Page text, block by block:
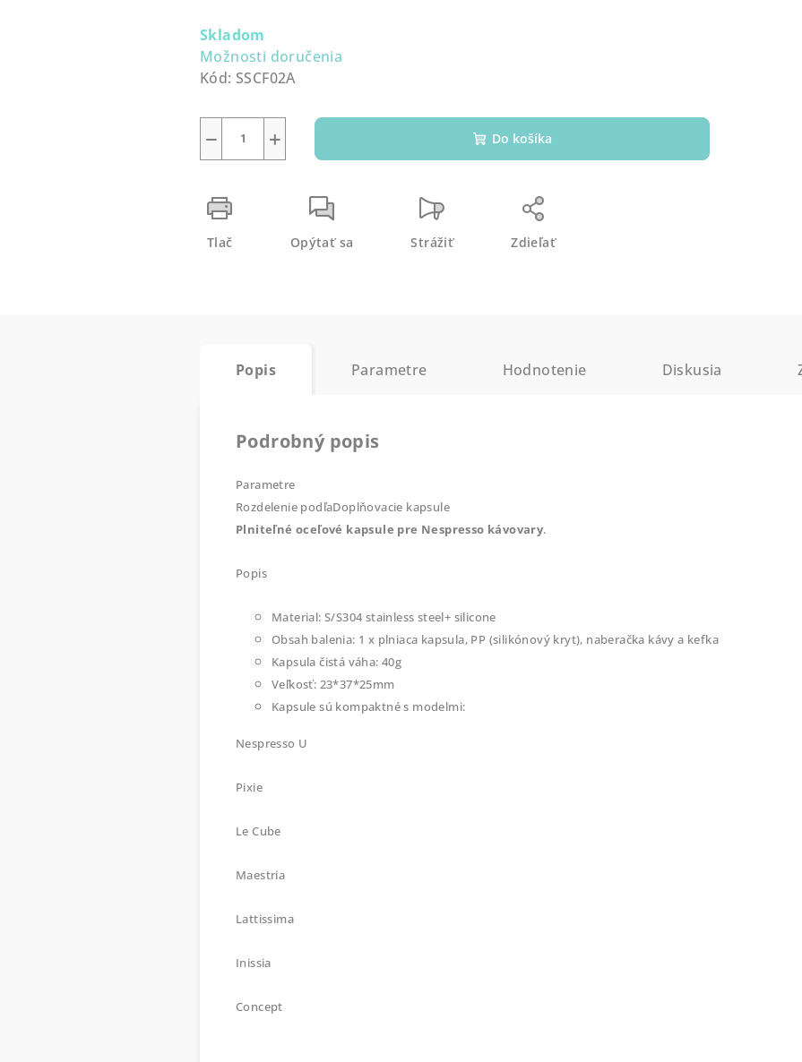
Skladom
Možnosti doručenia
Kód: SSCF02A
+
− Do košíka
Tlač Opýtať sa Strážiť Zdieľať
Popis Parametre Hodnotenie Diskusia
Podrobný popis
Parametre
Rozdelenie podľaDoplňovacie kapsule
Plniteľné oceľové kapsule pre Nespresso kávovary.
Popis
Material: S/S304 stainless steel+ silicone
Obsah balenia: 1 x plniaca kapsula, PP (silikónový kryt), naberačka kávy a kefka
Kapsula čistá váha: 40g
Veľkosť: 23*37*25mm
Kapsule sú kompaktné s modelmi:
Nespresso U
Pixie
Le Cube
Maestria
Lattissima
Inissia
Concept